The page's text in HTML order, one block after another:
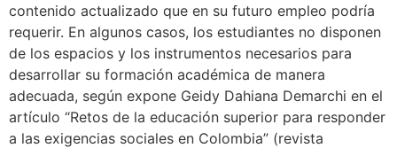
contenido actualizado que en su futuro empleo podría
requerir. En algunos casos, los estudiantes no disponen
de los espacios y los instrumentos necesarios para
desarrollar su formación académica de manera
adecuada, según expone Geidy Dahiana Demarchi en el
artículo “Retos de la educación superior para responder
a las exigencias sociales en Colombia” (revista